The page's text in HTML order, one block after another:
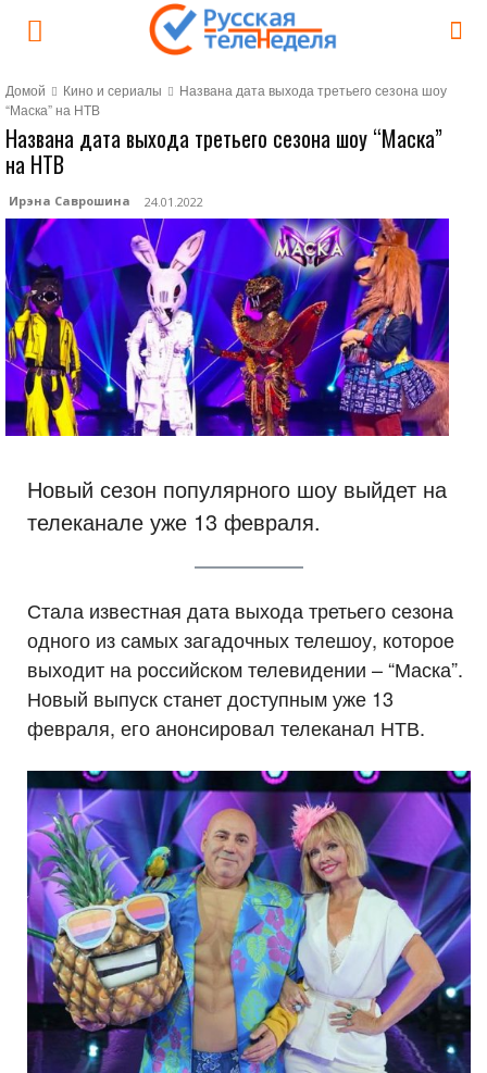
Домой Кино и сериалы
Названа дата выхода третьего сезона шоу
“Маска” на НТВ
Названа дата выхода третьего сезона шоу “Маска”
на НТВ
Ирэна Саврошина 24.01.2022
Новый сезон популярного шоу выйдет на
телеканале уже 13 февраля.
Стала известная дата выхода третьего сезона
одного из самых загадочных телешоу, которое
выходит на российском телевидении – “Маска”.
Новый выпуск станет доступным уже 13
февраля, его анонсировал телеканал НТВ.